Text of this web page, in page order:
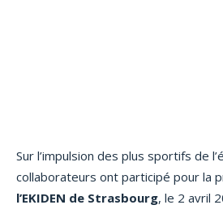
Sur l’impulsion des plus sportifs de
collaborateurs ont participé pour la
l’EKIDEN de Strasbourg, le 2 avril